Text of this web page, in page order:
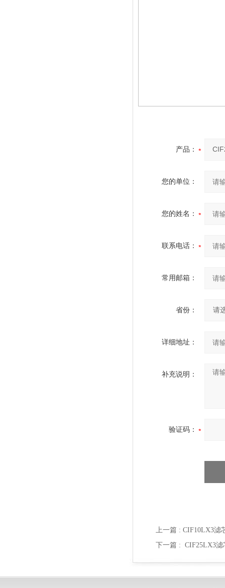
产品：
您的单位：
您的姓名：
联系电话：
常用邮箱：
省份：
详细地址：
补充说明：
验证码：
上一篇 : CIF10LX3滤
下一篇 : CIF25LX3滤